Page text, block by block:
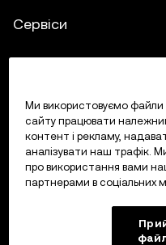
Сервіси
Купити криптовалюту
Калькулятор
Торгувати
Ми використовуємо
сайту працювати
контент і рекламу,
аналізувати наш трафік.
про використання вами
партнерами в соціальних